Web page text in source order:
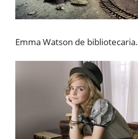
Emma Watson de bibliotecaria.